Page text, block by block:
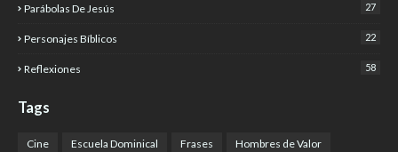
Parábolas De Jesús 27
Personajes Bíblicos 22
Reflexiones 58
Tags
Cine Escuela Dominical Frases Hombres de Valor